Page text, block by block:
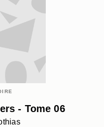
- Tome 06